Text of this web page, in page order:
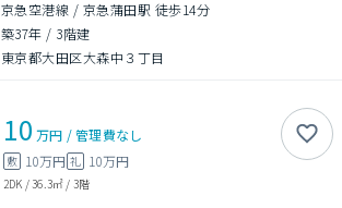
京急空港線 / 京急蒲田駅 徒歩14分
築37年 / 3階建
東京都大田区大森中３丁目
10 万円 /管理費なし
敷 10万円 礼 10万円
2DK /36.3㎡ / 3階